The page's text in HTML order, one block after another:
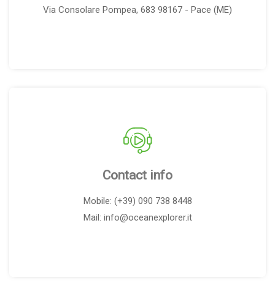
Via Consolare Pompea, 683 98167 - Pace (ME)
Contact info
Mobile: (+39) 090 738 8448
Mail: info@oceanexplorer.it